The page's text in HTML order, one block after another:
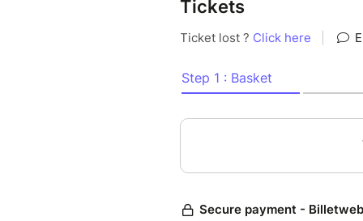
Atelier créatif pour adultes et
Matériel fourni.
Tickets